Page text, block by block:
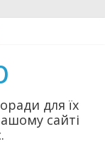
для їх
сайті